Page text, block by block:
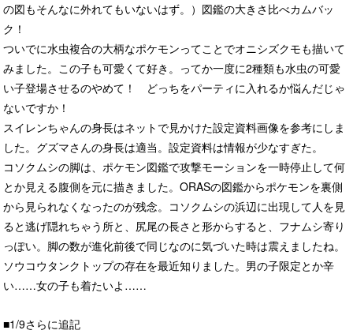
の図もそんなに外れてもいないはず。）図鑑の大きさ比べカムバッ
ク！
ついでに水虫複合の大柄なポケモンってことでオニシズクモも描いて
みました。この子も可愛くて好き。ってか一度に2種類も水虫の可愛
い子登場させるのやめて！ どっちをパーティに入れるか悩んだじゃ
ないですか！
スイレンちゃんの身長はネットで見かけた設定資料画像を参考にしま
した。グズマさんの身長は適当。設定資料は情報が少なすぎた。
コソクムシの脚は、ポケモン図鑑で攻撃モーションを一時停止して何
とか見える腹側を元に描きました。ORASの図鑑からポケモンを裏側
から見られなくなったのが残念。コソクムシの浜辺に出現して人を見
ると逃げ隠れちゃう所と、尻尾の長さと形からすると、フナムシ寄り
っぽい。脚の数が進化前後で同じなのに気づいた時は震えましたね。
ソウコウタンクトップの存在を最近知りました。男の子限定とか辛
い……女の子も着たいよ……
■1/9さらに追記